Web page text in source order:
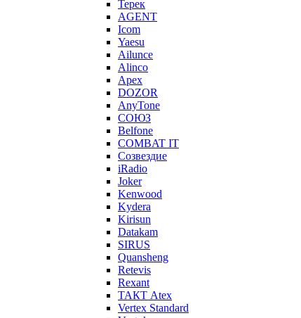
Терек
AGENT
Icom
Yaesu
Ailunce
Alinco
Apex
DOZOR
AnyTone
СОЮЗ
Belfone
COMBAT IT
Созвездие
iRadio
Joker
Kenwood
Kydera
Kirisun
Datakam
SIRUS
Quansheng
Retevis
Rexant
ТАКТ Atex
Vertex Standard